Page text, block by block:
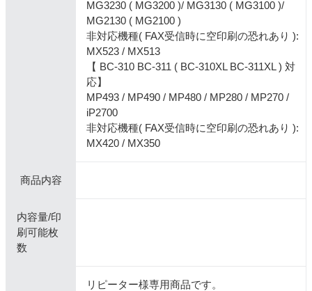
MG3230 ( MG3200 )/ MG3130 ( MG3100 )/
MG2130 ( MG2100 )
非対応機種( FAX受信時に空印刷の恐れあり ):
MX523 / MX513
【 BC-310 BC-311 ( BC-310XL BC-311XL ) 対
応】
MP493 / MP490 / MP480 / MP280 / MP270 /
iP2700
非対応機種( FAX受信時に空印刷の恐れあり ):
MX420 / MX350
商品内容
内容量/印
刷可能枚
数
リピーター様専用商品です。